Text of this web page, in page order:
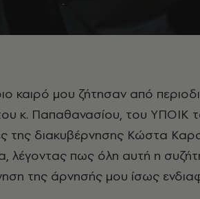
καιρό μου ζήτησαν από
κ. Παπαθανασίου, του ΥΠΟΙΚ
της διακυβέρνησης Κώστα
λέγοντας πως όλη αυτή η
της άρνησής μου ίσως